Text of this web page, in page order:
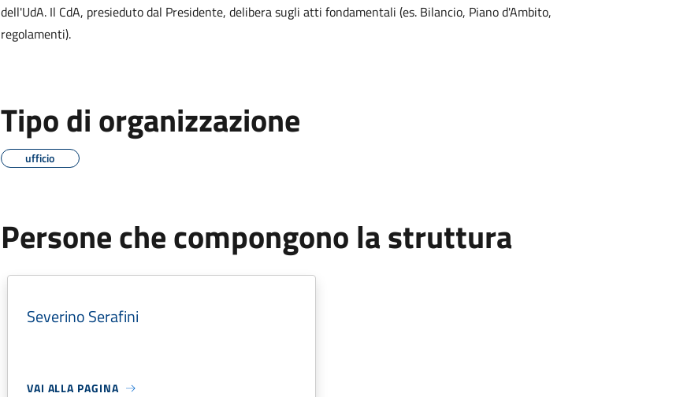
dell'UdA. Il CdA, presieduto dal Presidente, delibera sugli atti fondamentali (es. Bilancio, Piano d'Ambito,
regolamenti).
Tipo di organizzazione
ufficio
Persone che compongono la struttura
Severino Serafini
VAI ALLA PAGINA